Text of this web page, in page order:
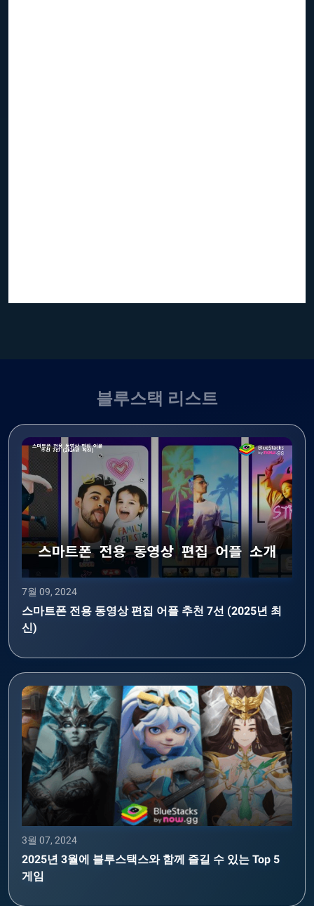
블루스택 리스트
7월 09, 2024
스마트폰 전용 동영상 편집 어플 추천 7선 (2025년 최
신)
3월 07, 2024
2025년 3월에 블루스택스와 함께 즐길 수 있는 Top 5
게임